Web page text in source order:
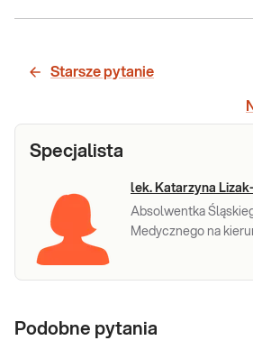
SHBG
Oznaczenie
kobiet i mężczyzn.
Starsze pytanie
Specjalista
lek. Katarzyna
Absolwentka
Medycznego na
Podobne pytania